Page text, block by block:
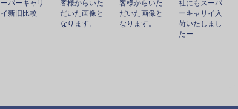
ーパーキャリ
イ新旧比較
客様からいた
だいた画像と
なります。
客様からいた
だいた画像と
なります。
社にもスーパ
ーキャリイ入
荷いたしまし
たー